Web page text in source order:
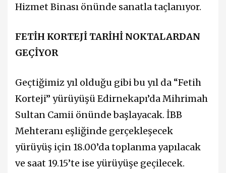
Hizmet Binası önünde sanatla taçlanıyor.
FETİH KORTEJİ TARİHİ NOKTALARDAN
GEÇİYOR
Geçtiğimiz yıl olduğu gibi bu yıl da “Fetih
Korteji” yürüyüşü Edirnekapı’da Mihrimah
Sultan Camii önünde başlayacak. İBB
Mehteranı eşliğinde gerçekleşecek
yürüyüş için 18.00’da toplanma yapılacak
ve saat 19.15’te ise yürüyüşe geçilecek.